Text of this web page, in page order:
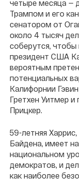
четыре месяца —
Трампом и его
сенатором от
около 4 тысяч
соберутся,
президент США
вероятным
потенциальных
Калифорнии
Гретхен Уитмер
Прицкер.
59-летняя
Байдена, имеет
национальном
демократов, и
как наиболее